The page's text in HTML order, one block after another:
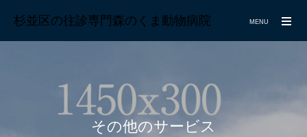
杉並区の往診専門森のくま動物病院
その他のサービス
MENU